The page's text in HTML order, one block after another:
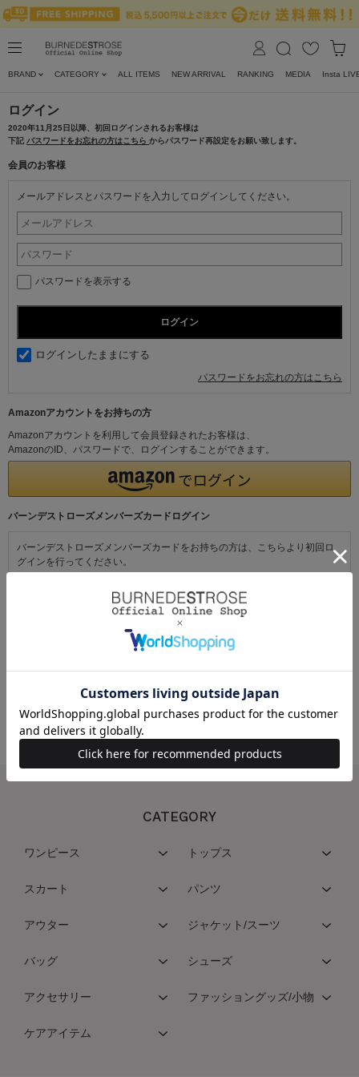
BRAND CATEGORY ALL ITEMS NEW ARRIVAL RANKING MEDIA Insta
ログイン
2020年11月25日以降、初回ログインされるお客様は
下記 パスワードをお忘れの方はこちら からパスワード再設定をお願い致します。
会員のお客様
メールアドレスとパスワードを入力してログインしてください。
パスワードを表示する
ログインしたままにする
パスワードをお忘れの方はこちら
Amazonアカウントをお持ちの方
Amazonアカウントを利用して会員登録されたお客様は、
AmazonのID、パスワードで、ログインすることができます。
バーンデストローズメンバーズカードログイン
バーンデストローズメンバーズカードをお持ちの方は、こちらより初回ロ
グインを行ってください。
初めてご利用の方・会員以外の方
初めてご利用のお客様は、こちらから会員登録を行ってください。
うになります。
CATEGORY
ワンピース トップス
スカート パンツ
アウター ジャケット/スーツ
バッグ シューズ
アクセサリー ファッショングッズ/小物
ケアアイテム